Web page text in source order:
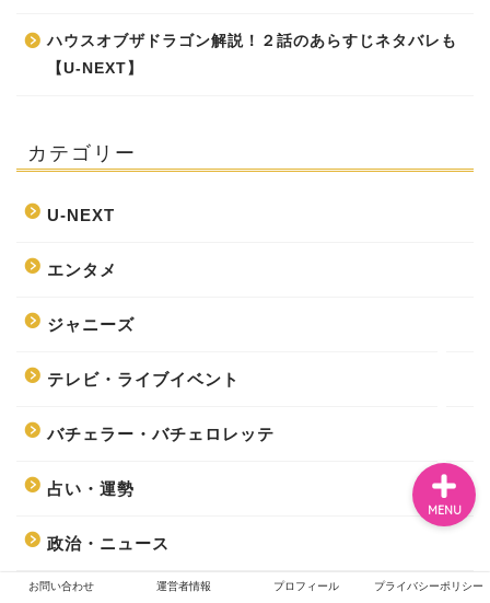
ハウスオブザドラゴン解説！２話のあらすじネタバレも
【U-NEXT】
カテゴリー
U-NEXT
エンタメ
ジャニーズ
テレビ・ライブイベント
バチェラー・バチェロレッテ
占い・運勢
政治・ニュース
話題の商品
お問い合わせ 運営者情報 プロフィール プライバシーポリシー
MENU
テレビ・ライブイベント